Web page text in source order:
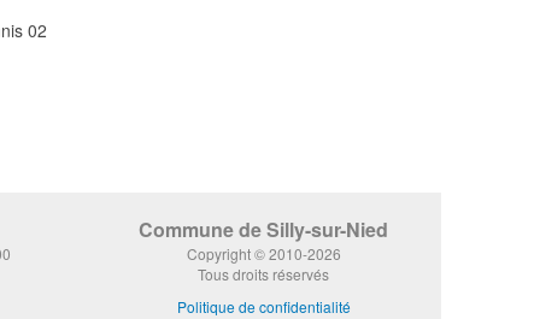
Commune de Silly-sur-Nied
Copyright © 2010-2026
Tous droits réservés
Politique de confidentialité